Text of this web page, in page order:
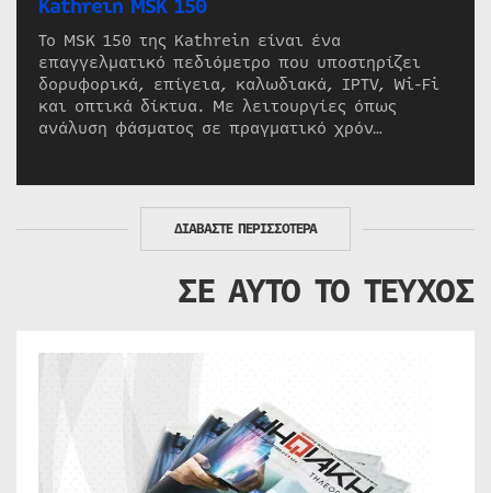
Kathrein MSK 150
Το MSK 150 της Kathrein είναι ένα
επαγγελματικό πεδιόμετρο που υποστηρίζει
δορυφορικά, επίγεια, καλωδιακά, IPTV, Wi-Fi
και οπτικά δίκτυα. Με λειτουργίες όπως
ανάλυση φάσματος σε πραγματικό χρόν…
ΔΙΑΒΑΣΤΕ ΠΕΡΙΣΣΟΤΕΡΑ
ΣΕ ΑΥΤΟ ΤΟ ΤΕΥΧΟΣ